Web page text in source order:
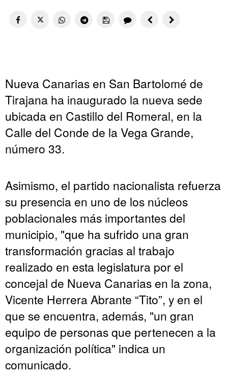
Nueva Canarias en San Bartolomé de
Tirajana ha inaugurado la nueva sede
ubicada en Castillo del Romeral, en la
Calle del Conde de la Vega Grande,
número 33.
Asimismo, el partido nacionalista refuerza
su presencia en uno de los núcleos
poblacionales más importantes del
municipio, "que ha sufrido una gran
transformación gracias al trabajo
realizado en esta legislatura por el
concejal de Nueva Canarias en la zona,
Vicente Herrera Abrante “Tito”, y en el
que se encuentra, además, "un gran
equipo de personas que pertenecen a la
organización política" indica un
comunicado.